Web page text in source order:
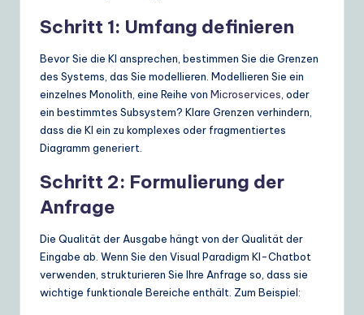
Schritt 1: Umfang definieren
Bevor Sie die KI ansprechen, bestimmen Sie die Grenzen
des Systems, das Sie modellieren. Modellieren Sie ein
einzelnes Monolith, eine Reihe von Microservices , oder
ein bestimmtes Subsystem? Klare Grenzen verhindern,
dass die KI ein zu komplexes oder fragmentiertes
Diagramm generiert.
Schritt 2: Formulierung der
Anfrage
Die Qualität der Ausgabe hängt von der Qualität der
Eingabe ab. Wenn Sie den Visual Paradigm KI-Chatbot
verwenden, strukturieren Sie Ihre Anfrage so, dass sie
wichtige funktionale Bereiche enthält. Zum Beispiel: